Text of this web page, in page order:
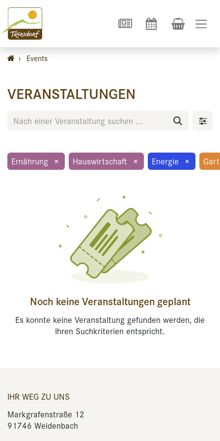
› Events
VERANSTALTUNGEN
Ernährung × Hauswirtschaft × Energie ×
Noch keine Veranstaltungen geplant
Es konnte keine Veranstaltung gefunden werden, die
Ihren Suchkriterien entspricht.
IHR WEG ZU UNS
Markgrafenstraße 12
91746 Weidenbach